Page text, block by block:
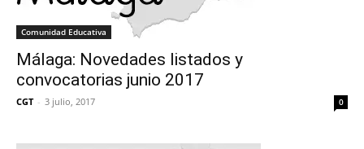
Comunidad Educativa
Málaga: Novedades listados y
convocatorias junio 2017
CGT - 3 julio, 2017 0